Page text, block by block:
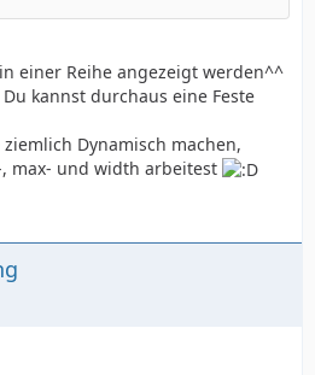
einer Reihe angezeigt werden^^
kannst durchaus eine Feste
Dynamisch machen,
max- und width arbeitest